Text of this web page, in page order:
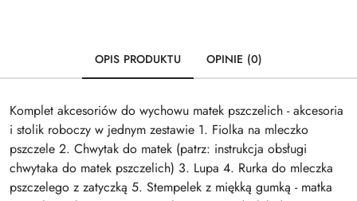
OPIS PRODUKTU OPINIE (0)
Komplet akcesoriów do wychowu matek pszczelich - akcesoria
i stolik roboczy w jednym zestawie 1. Fiolka na mleczko
pszczele 2. Chwytak do matek (patrz: instrukcja obsługi
chwytaka do matek pszczelich) 3. Lupa 4. Rurka do mleczka
pszczelego z zatyczką 5. Stempelek z miękką gumką - matka